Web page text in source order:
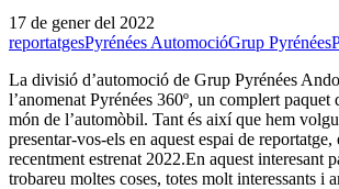
17 de gener del 2022
reportatgesPyrénées AutomocióGrup Pyrénées
La divisió d’automoció de Grup Pyrénées
l’anomenat Pyrénées 360º, un complert paquet
món de l’automòbil. Tant és així que hem
presentar-vos-els en aquest espai de reportatge,
recentment estrenat 2022.En aquest interesant
trobareu moltes coses, totes molt interessants i